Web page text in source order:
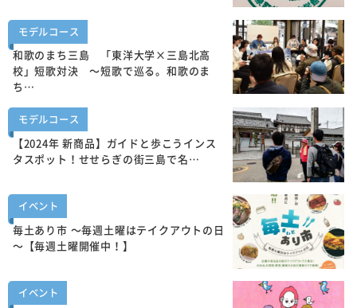
モデルコース
和歌のまち三島 「東洋大学×三島北高
校」短歌対決 ～短歌で巡る。和歌のま
ち…
モデルコース
【2024年 新商品】ガイドと歩こうインス
タスポット！せせらぎの街三島で名…
イベント
毎土あり市 ～毎週土曜はテイクアウトの日
～【毎週土曜開催中！】
イベント